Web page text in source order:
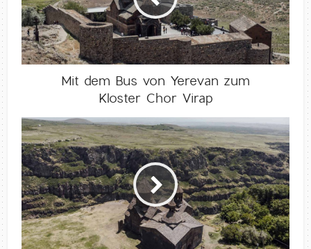
Mit dem Bus von Yerevan zum
Kloster Chor Virap